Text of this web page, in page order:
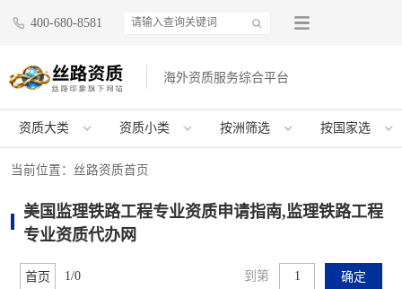
400-680-8581
海外资质服务综合平台
资质大类 资质小类 按洲筛选 按国家选
当前位置： 丝路资质首页
美国监理铁路工程专业资质申请指南,监理铁路工程
专业资质代办网
首页 1/0 到第 确定